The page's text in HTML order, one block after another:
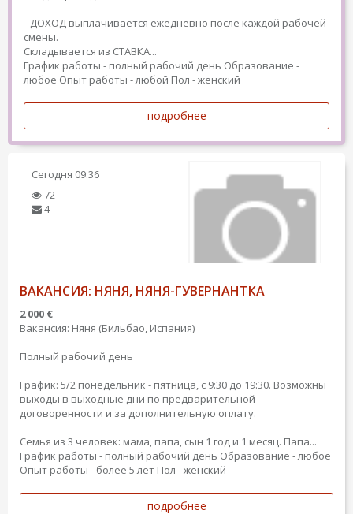
ДОХОД выплачивается ежедневно после каждой рабочей
смены.
Складывается из СТАВКА...
График работы - полный рабочий день Образование -
любое Опыт работы - любой Пол - женский
подробнее
Сегодня 09:36
72
4
ВАКАНСИЯ: НЯНЯ, НЯНЯ-ГУВЕРНАНТКА
2 000 €
Вакансия: Няня (Бильбао, Испания)
Полный рабочий день
График: 5/2 понедельник - пятница, с 9:30 до 19:30. Возможны
выходы в выходные дни по предварительной
договоренности и за дополнительную оплату.
Семья из 3 человек: мама, папа, сын 1 год и 1 месяц. Папа...
График работы - полный рабочий день Образование - любое
Опыт работы - более 5 лет Пол - женский
подробнее